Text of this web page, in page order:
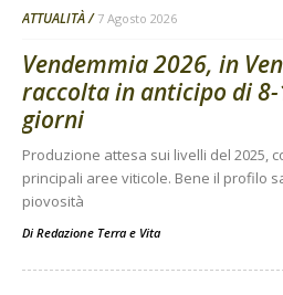
ATTUALITÀ 7 Agosto 2026
Vendemmia 2026, in
raccolta in anticipo di
giorni
Produzione attesa sui livelli del 2025,
principali aree viticole. Bene il profilo
piovosità
Di Redazione Terra e Vita